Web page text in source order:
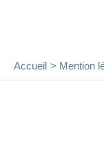
Accueil
Mention